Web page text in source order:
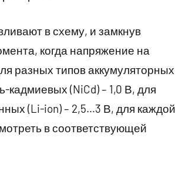
в схему, и замкнув
когда напряжение на
разных типов аккумуляторных
кадмиевых (NiCd) – 1,0 В, для
(Li-ion) – 2,5…3 В, для каждой
в соответствующей